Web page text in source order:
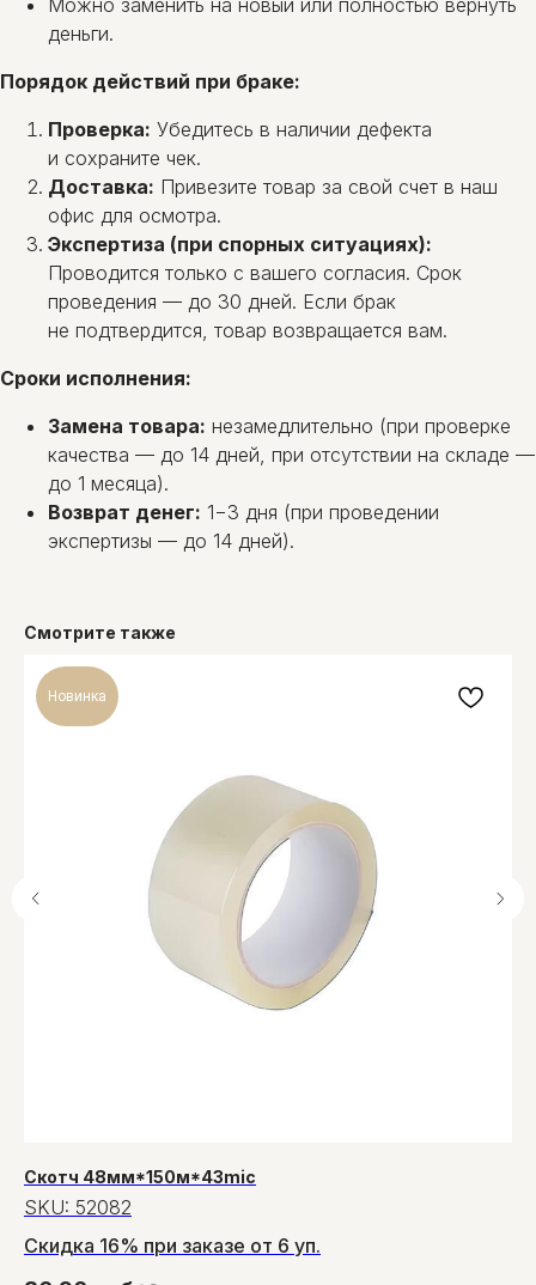
деньги.
Порядок действий при браке:
Проверка: Убедитесь в наличии дефекта
и сохраните чек.
Доставка: Привезите товар за свой счет в наш
офис для осмотра.
Экспертиза (при спорных ситуациях):
Проводится только с вашего согласия. Срок
проведения — до 30 дней. Если брак
не подтвердится, товар возвращается вам.
Сроки исполнения:
Замена товара: незамедлительно (при проверке
качества — до 14 дней, при отсутствии на складе —
до 1 месяца).
Возврат денег: 1−3 дня (при проведении
экспертизы — до 14 дней).
Смотрите также
Новинка
Скотч 48мм*150м*43mic
SKU: 52082
Скидка 16% при заказе от 6 уп.